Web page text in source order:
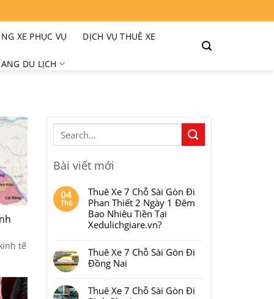
XE PHỤC VỤ DỊCH VỤ THUÊ XE
DU LỊCH
tế
Bài viết mới
04
Th6
Thuê Xe 7 Chỗ Sài Gòn Đi
Phan Thiết 2 Ngày 1 Đêm
Bao Nhiêu Tiền Tại
Xedulichgiare.vn?
bình
luận
ở
7
Chỗ
Thuê Xe 7 Chỗ Sài Gòn Đi
Đồng Nai
bình
luận
Thuê Xe 7 Chỗ Sài Gòn Đi